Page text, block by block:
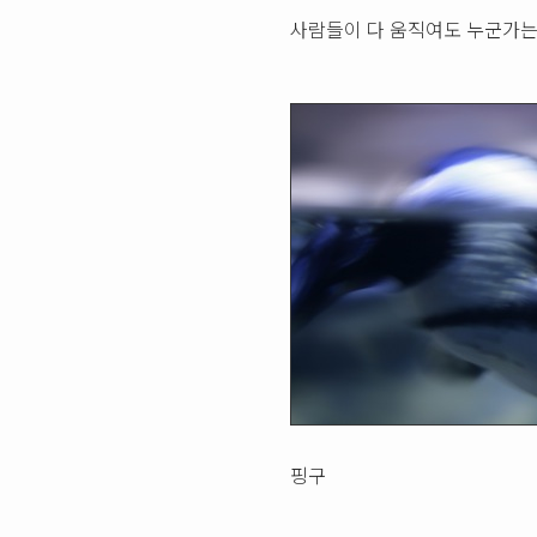
사람들이 다 움직여도 누군가
핑구